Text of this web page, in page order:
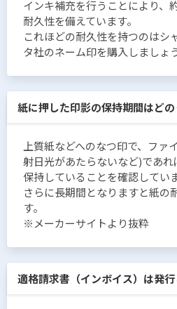
インキ補充を行うことにより、
耐久性を備えています。
これほどの耐久性を持つのはシ
タ社のネーム印を購入しましょ
紙に押した印影の保持期間はど
上質紙などへのなつ印で、ファ
射日光があたらないなど)であ
保持していることを確認してい
さらに長期間となりますと紙の
す。
※メーカーサイトより抜粋
適格請求書（インボイス）は発